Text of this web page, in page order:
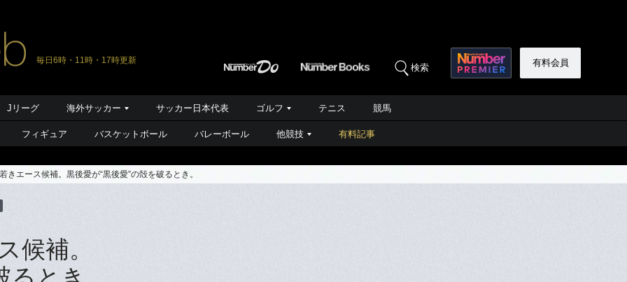
毎日6時・11時・17時更新
検索 有料会員
Jリーグ 海外サッカー サッカー日本代表 ゴルフ テニス 競馬
フィギュア バスケットボール バレーボール 他競技 有料記事
きエース候補。黒後愛が“黒後愛”の殻を破るとき。
候補。